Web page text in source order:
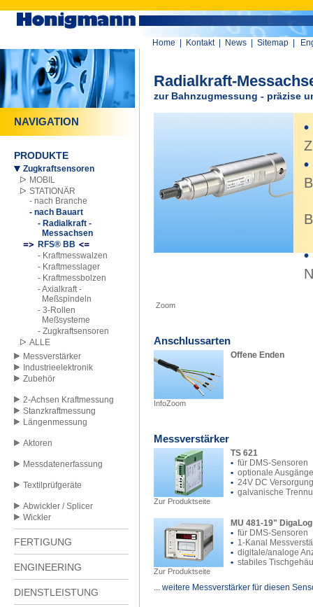
Home Kontakt News Sitemap
NAVIGATION
PRODUKTE
Zugkraftsensoren
MOBIL
STATIONÄR
- nach Branche
- nach Bauart
- Radialkraft -
Messachsen
RFS® BB
- Kraftmesswalzen
- Kraftmesslager
- Kraftmessbolzen
- Axialkraft -
Meßspindeln
- 3-Rollen
Meßsysteme
- Zugkraftsensoren
ALLE
Messverstärker
Industrieelektronik
Zubehör
2-Achsen Kraftmessung
Stanzkraftmessung
Längenmessung
Aktoren
Messdatenerfassung
Textilprüfgeräte
Abwickler / Splicer
Wickler
FERTIGUNG
ENGINEERING
DIENSTLEISTUNG
Radialkraft-
zur Bahnzugmessung - präzise
•
•
•
Zoom
Anschlussarten
InfoZoom
Offene Enden
Messverstärker
Zur Produktseite
TS 621
• für DMS-Sensoren
• optionale Ausgänge
• 24V DC Versorgung
• galvanische
Zur Produktseite
MU 481-19" DigaLog
• für DMS-Sensoren
• 1-Kanal
• digitale/analoge
• stabiles
... weitere Messverstärker für diesen